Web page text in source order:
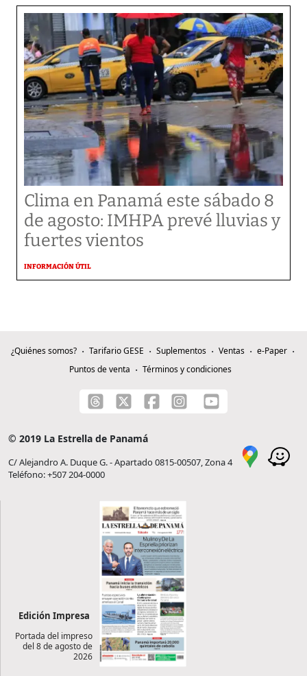
Clima en Panamá este sábado 8
de agosto: IMHPA prevé lluvias y
fuertes vientos
INFORMACIÓN ÚTIL
¿Quiénes somos? Tarifario GESE Suplementos Ventas
e-Paper
Puntos de venta
Términos y condiciones
© 2019 La Estrella de Panamá
C/ Alejandro A. Duque G. - Apartado 0815-00507, Zona 4
Teléfono: +507 204-0000
Edición Impresa
Portada del impreso
del 8 de agosto de
2026